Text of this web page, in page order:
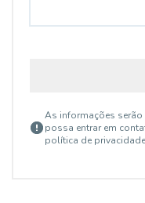
As informações
possa entrar em
política de